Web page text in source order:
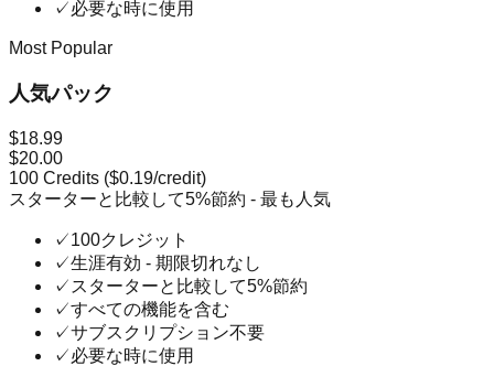
✓必要な時に使用
Most Popular
人気パック
$18.99
$20.00
100 Credits ($0.19/credit)
スターターと比較して5%節約 - 最も人気
✓100クレジット
✓生涯有効 - 期限切れなし
✓ スターターと比較して5%節約
✓すべての機能を含む
✓サブスクリプション不要
✓必要な時に使用